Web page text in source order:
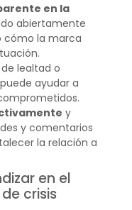
en la
abiertamente
cómo la marca
lealtad o
ayudar a
y
y comentarios
la relación a
en el
crisis